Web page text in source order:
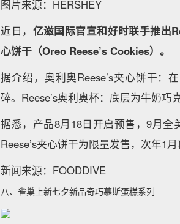
图片来源：HERSHEY
近日， 亿滋国际官宣和好时联手推出
心饼干（Oreo Reese’s Cookies）。
据介绍，奥利奥Reese’s夹心饼干：
碎。Reese’s奥利奥杯：底层为牛奶巧
据悉，产品8月18日开启预售，9月全
Reese’s夹心饼干为限量发售，次年1
新闻来源：FOODDIVE
八、雀巢上新七夕新品奇巧慕斯蛋糕系列